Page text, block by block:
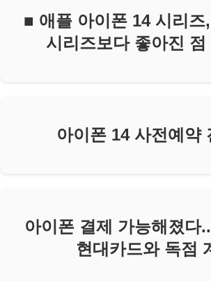
■ 애플 아이폰 14 시리즈
시리즈보다 좋아진 점
아이폰 14 사전예약
아이폰 결제 가능해졌다
현대카드와 독점